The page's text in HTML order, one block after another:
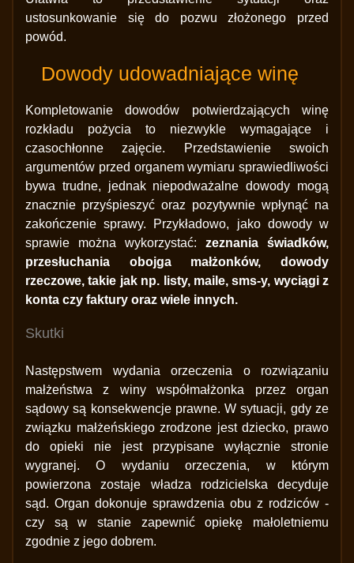
ustosunkowanie się do pozwu złożonego przed
powód.
Dowody udowadniające winę
Kompletowanie dowodów potwierdzających winę
rozkładu pożycia to niezwykle wymagające i
czasochłonne zajęcie. Przedstawienie swoich
argumentów przed organem wymiaru sprawiedliwości
bywa trudne, jednak niepodważalne dowody mogą
znacznie przyśpieszyć oraz pozytywnie wpłynąć na
zakończenie sprawy. Przykładowo, jako dowody w
sprawie można wykorzystać: zeznania świadków,
przesłuchania obojga małżonków, dowody
rzeczowe, takie jak np. listy, maile, sms-y, wyciągi z
konta czy faktury oraz wiele innych.
Skutki
Następstwem wydania orzeczenia o rozwiązaniu
małżeństwa z winy współmałżonka przez organ
sądowy są konsekwencje prawne. W sytuacji, gdy ze
związku małżeńskiego zrodzone jest dziecko, prawo
do opieki nie jest przypisane wyłącznie stronie
wygranej. O wydaniu orzeczenia, w którym
powierzona zostaje władza rodzicielska decyduje
sąd. Organ dokonuje sprawdzenia obu z rodziców -
czy są w stanie zapewnić opiekę małoletniemu
zgodnie z jego dobrem.